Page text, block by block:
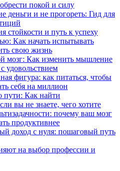
покой и силу
деньги и не прогореть: Гид для
стойкости и путь к успеху
Как начать испытывать
свою жизнь
мозг: Как изменить мышление
удовольствием
фигура: как питаться, чтобы
себя на миллион
пути: Как найти
вы не знаете, чего хотите
почему ваш мозг
продуктивнее
доход с нуля: пошаговый путь
на выбор профессии и